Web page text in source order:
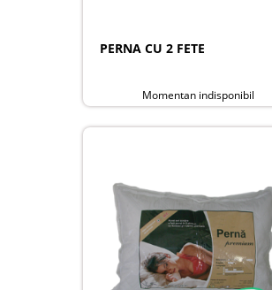
PERNA CU 2 FETE
Momentan indisponibil